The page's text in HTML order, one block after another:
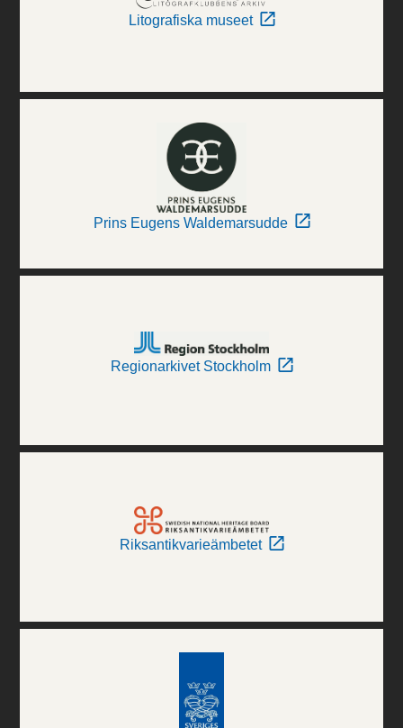
Litografiska museet
Prins Eugens Waldemarsudde
Regionarkivet Stockholm
Riksantikvarieämbetet